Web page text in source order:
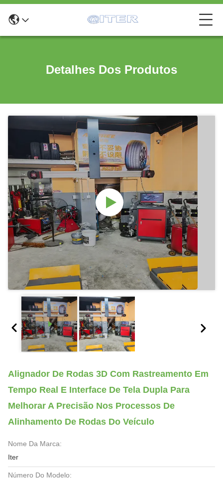
Detalhes Dos Produtos
Alignador De Rodas 3D Com Rastreamento Em
Tempo Real E Interface De Tela Dupla Para
Melhorar A Precisão Nos Processos De
Alinhamento De Rodas Do Veículo
Nome Da Marca:
Iter
Número Do Modelo: